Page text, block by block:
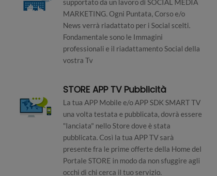
supportato da un lavoro di SOCIAL MEDIA
MARKETING. Ogni Puntata, Corso e/o
News verrà riadattato per i Social scelti.
Fondamentale sono le Immagini
professionali e il riadattamento Social della
vostra Tv
STORE APP TV Pubblicità
La tua APP Mobile e/o APP SDK SMART TV
una volta testata e pubblicata, dovrà essere
"lanciata" nello Store dove è stata
pubblicata. Così la tua APP TV sarà
presente fra le prime offerte della Home del
Portale STORE in modo da non sfuggire agli
occhi di chi cerca il tuo servizio.